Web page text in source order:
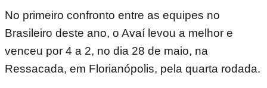
No primeiro confronto entre as equipes no
Brasileiro deste ano, o Avaí levou a melhor e
venceu por 4 a 2, no dia 28 de maio, na
Ressacada, em Florianópolis, pela quarta rodada.